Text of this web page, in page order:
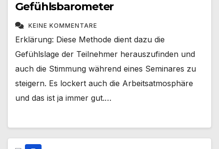
Gefühlsbarometer
KEINE KOMMENTARE
Erklärung: Diese Methode dient dazu die
Gefühlslage der Teilnehmer herauszufinden und
auch die Stimmung während eines Seminares zu
steigern. Es lockert auch die Arbeitsatmosphäre
und das ist ja immer gut.…